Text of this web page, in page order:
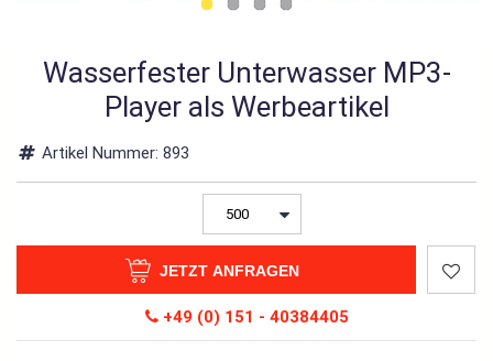
Wasserfester Unterwasser MP3-
Player als Werbeartikel
Artikel Nummer: 893
JETZT ANFRAGEN
+49 (0) 151 - 40384405